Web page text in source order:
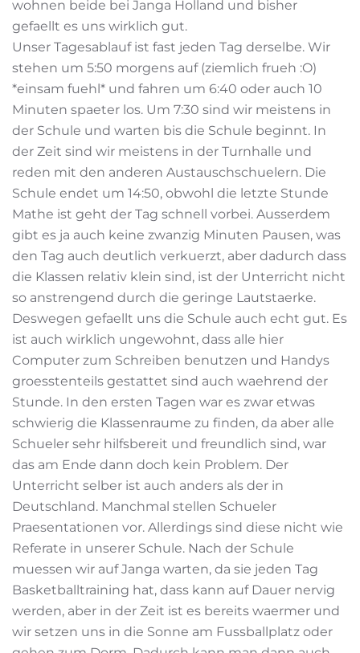
wohnen beide bei Janga Holland und bisher
gefaellt es uns wirklich gut.
Unser Tagesablauf ist fast jeden Tag derselbe. Wir
stehen um 5:50 morgens auf (ziemlich frueh :O)
*einsam fuehl* und fahren um 6:40 oder auch 10
Minuten spaeter los. Um 7:30 sind wir meistens in
der Schule und warten bis die Schule beginnt. In
der Zeit sind wir meistens in der Turnhalle und
reden mit den anderen Austauschschuelern. Die
Schule endet um 14:50, obwohl die letzte Stunde
Mathe ist geht der Tag schnell vorbei. Ausserdem
gibt es ja auch keine zwanzig Minuten Pausen, was
den Tag auch deutlich verkuerzt, aber dadurch dass
die Klassen relativ klein sind, ist der Unterricht nicht
so anstrengend durch die geringe Lautstaerke.
Deswegen gefaellt uns die Schule auch echt gut. Es
ist auch wirklich ungewohnt, dass alle hier
Computer zum Schreiben benutzen und Handys
groesstenteils gestattet sind auch waehrend der
Stunde. In den ersten Tagen war es zwar etwas
schwierig die Klassenraume zu finden, da aber alle
Schueler sehr hilfsbereit und freundlich sind, war
das am Ende dann doch kein Problem. Der
Unterricht selber ist auch anders als der in
Deutschland. Manchmal stellen Schueler
Praesentationen vor. Allerdings sind diese nicht wie
Referate in unserer Schule. Nach der Schule
muessen wir auf Janga warten, da sie jeden Tag
Basketballtraining hat, dass kann auf Dauer nervig
werden, aber in der Zeit ist es bereits waermer und
wir setzen uns in die Sonne am Fussballplatz oder